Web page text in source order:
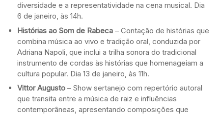
diversidade e a representatividade na cena musical. Dia
6 de janeiro, às 14h.
Histórias ao Som de Rabeca – Contação de histórias que
combina música ao vivo e tradição oral, conduzida por
Adriana Napoli, que inclui a trilha sonora do tradicional
instrumento de cordas às histórias que homenageiam a
cultura popular. Dia 13 de janeiro, às 11h.
Vittor Augusto – Show sertanejo com repertório autoral
que transita entre a música de raiz e influências
contemporâneas, apresentando composições que